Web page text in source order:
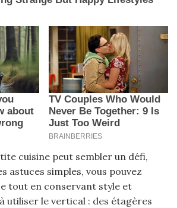
cuisine peut sembler un défi,
astuces simples, vous pouvez
tout en conservant style et
utiliser le vertical : des étagères